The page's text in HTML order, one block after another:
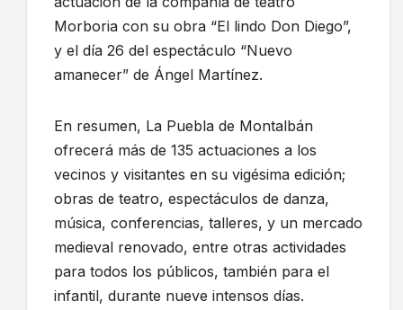
Morboria con su obra “El lindo Don Diego”,
y el día 26 del espectáculo “Nuevo
amanecer” de Ángel Martínez.
En resumen, La Puebla de Montalbán
ofrecerá más de 135 actuaciones a los
vecinos y visitantes en su vigésima edición;
obras de teatro, espectáculos de danza,
música, conferencias, talleres, y un mercado
medieval renovado, entre otras actividades
para todos los públicos, también para el
infantil, durante nueve intensos días.